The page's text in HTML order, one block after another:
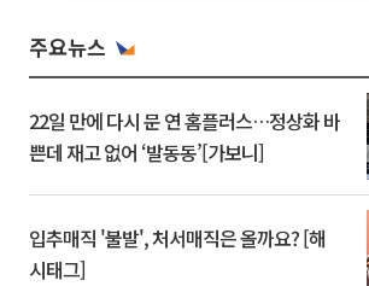
주요뉴스
22일 만에 다시 문 연 홈플러스…정상화 바
쁜데 재고 없어 ‘발동동’[가보니]
입추매직 '불발', 처서매직은 올까요? [해
시태그]